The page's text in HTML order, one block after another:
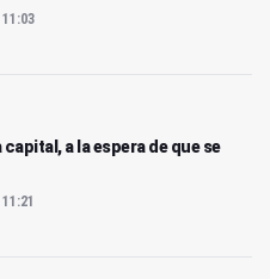
11:03
a la espera de que se